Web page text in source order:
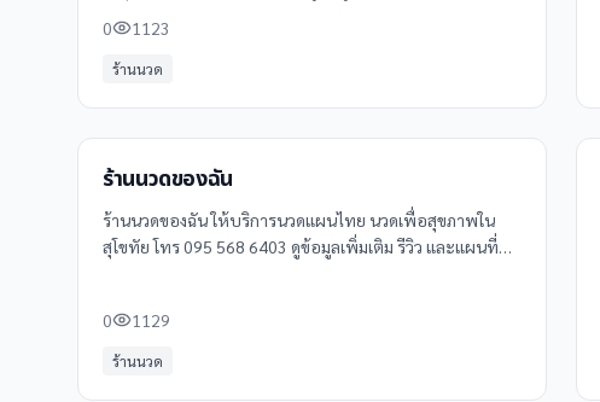
0 1123
ร้านนวด
ร้านนวดของฉัน
ร้านนวดของฉัน ให้บริการนวดแผนไทย นวดเพื่อสุขภาพใน
สุโขทัย โทร 095 568 6403 ดูข้อมูลเพิ่มเติม รีวิว และแผนที่
0 1129
ร้านนวด